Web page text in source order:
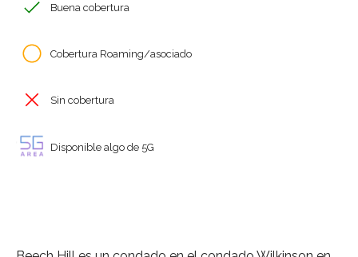
Buena cobertura
Cobertura Roaming/asociado
Sin cobertura
Disponible algo de 5G